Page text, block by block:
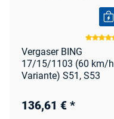
Vergaser BING
17/15/1103 (60 km/h
Variante) S51, S53
136,61 € *